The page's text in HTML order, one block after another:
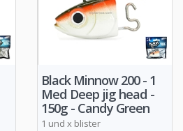
Black Minnow 200 - 1
Med Deep jig head -
150g - Candy Green
1 und x blister